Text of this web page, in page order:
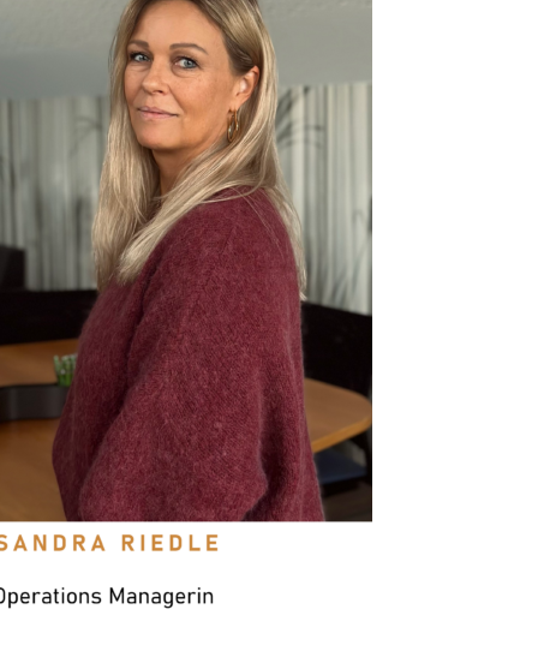
„In unserem harmonischen und stets
hilfsbereiten Team macht es jeden Tag
Freude die vielfältigen Aufgaben anzugehen.
Auch der Chef hat immer ein offenes Ohr für
seine Mitarbeiter. Flexibles digitales Arbeiten
wird in allen Belangen unterstützt.“